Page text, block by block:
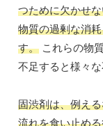
つために欠かせ
物質の過剰な消
す。 これらの物
不足すると様々な
固渋剤は、例え
流れを食い止め